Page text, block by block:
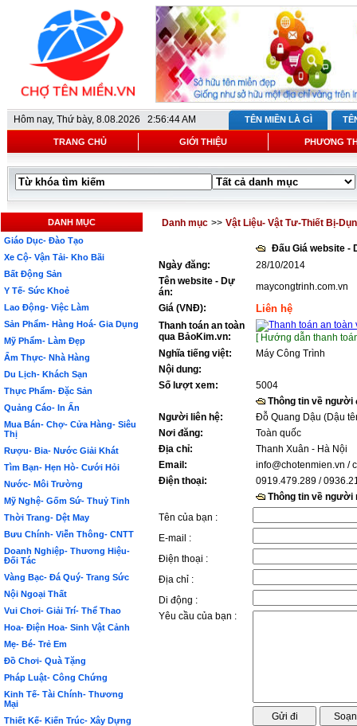
Hôm nay, Thứ bày, 8.08.2026 2:56:44 AM TÊN MIỀN LÀ GÌ
TRANG CHỦ GIỚI THIỆU PHƯƠNG
DANH MỤC
Giáo Dục- Đào Tạo
Xe Cộ- Vận Tải- Kho Bãi
Bất Động Sản
Y Tế- Sức Khoẻ
Lao Động- Việc Làm
Sản Phẩm- Hàng Hoá- Gia Dụng
Mỹ Phẩm- Làm Đẹp
Ẩm Thực- Nhà Hàng
Du Lịch- Khách Sạn
Thực Phẩm- Đặc Sản
Quảng Cáo- In Ấn
Mua Bán- Chợ- Cửa Hàng- Siêu
Thị
Rượu- Bia- Nước Giải Khát
Tìm Bạn- Hẹn Hò- Cưới Hỏi
Nước- Môi Trường
Mỹ Nghệ- Gốm Sứ- Thuỷ Tinh
Thời Trang- Dệt May
Bưu Chính- Viễn Thông- CNTT
Doanh Nghiệp- Thương Hiệu-
Đối Tác
Vàng Bạc- Đá Quý- Trang Sức
Nội Ngoại Thất
Vui Chơi- Giải Trí- Thể Thao
Hoa- Điện Hoa- Sinh Vật Cảnh
Mẹ- Bé- Trẻ Em
Đồ Chơi- Quà Tặng
Pháp Luật- Công Chứng
Kinh Tế- Tài Chính- Thương
Mại
Thiết Kế- Kiến Trúc- Xây Dựng
Danh mục >> Vật Liệu- Vật Tư-Thiết Bị-
Đấu Giá website -
Ngày đăng:
28/10/2014
Tên website - Dự
án:
maycongtrinh.com.vn
Giá (VNĐ):
Liên hệ
Thanh toán an toàn
qua BảoKim.vn:
[ Hướng dẫn thanh
Nghĩa tiếng việt:
Máy Công Trình
Nội dung:
Số lượt xem:
5004
Thông tin về người
Người liên hệ:
Đỗ Quang Dậu (Dậu
Nơi đăng:
Toàn quốc
Địa chỉ:
Thanh Xuân - Hà Nội
Email:
info@chotenmien.vn /
Điện thoại:
0919.479.289 /
Thông tin về người
Tên của bạn :
E-mail :
Điện thoại :
Địa chỉ :
Di động :
Yêu cầu của bạn :